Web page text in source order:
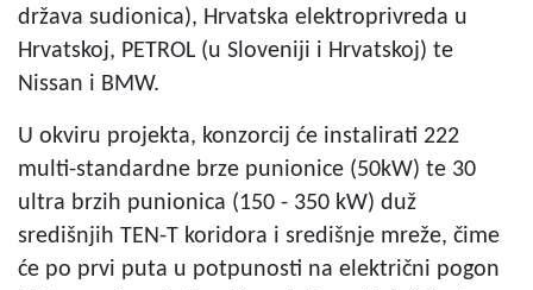
država sudionica), Hrvatska elektroprivreda u
Hrvatskoj, PETROL (u Sloveniji i Hrvatskoj) te
Nissan i BMW.
U okviru projekta, konzorcij će instalirati 222
multi-standardne brze punionice (50kW) te 30
ultra brzih punionica (150 - 350 kW) duž
središnjih TEN-T koridora i središnje mreže, čime
će po prvi puta u potpunosti na električni pogon